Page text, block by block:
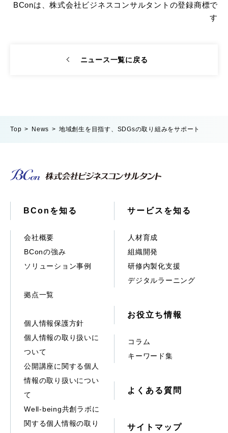
BConは、株式会社ビジネスコンサルタントの登録商標で
す
ニュース一覧に戻る
Top News 地域創生を目指す、SDGsの取り組みをサポート
BConを知る
会社概要
BConの強み
ソリューション事例
拠点一覧
個人情報保護方針
個人情報の取り扱いに
ついて
公開講座に関する個人
情報の取り扱いについ
て
Well-being共創ラボに
関する個人情報の取り
サービスを知る
人材育成
組織開発
研修内製化支援
デジタルラーニング
お役立ち情報
コラム
キーワード集
よくある質問
サイトマップ